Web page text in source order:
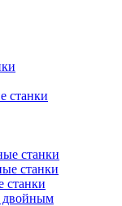
станки
станки
станки
станки
двойным